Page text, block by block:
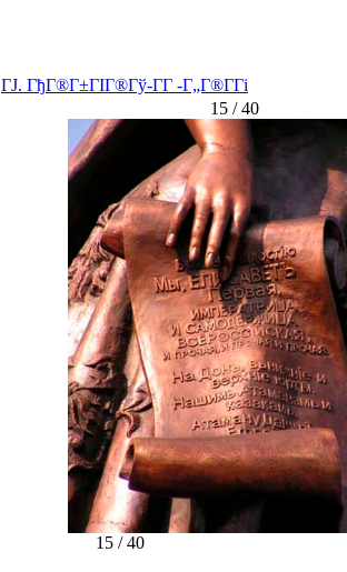
ГЈ. ГђГ®Г±ГІГ®Гў-Г­Г -Г„Г®Г­Гі
15 / 40
15 / 40